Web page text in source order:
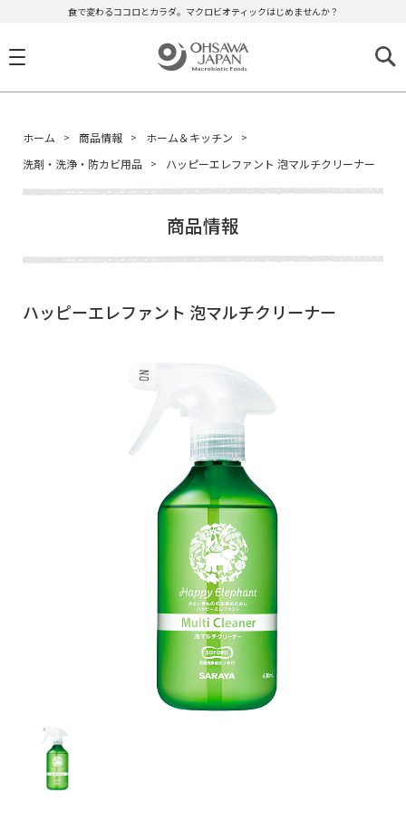
食で変わるココロとカラダ。マクロビオティックはじめませんか？
ホーム 商品情報
ホーム＆キッチン
洗剤・洗浄・防カビ用品
ハッピーエレファント 泡マルチクリーナー
商品情報
ハッピーエレファント 泡マルチクリーナー